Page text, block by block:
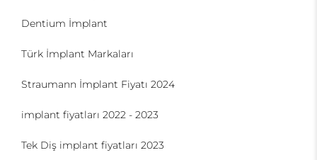
Dentium İmplant
Türk İmplant Markaları
Straumann İmplant Fiyatı 2024
implant fiyatları 2022 - 2023
Tek Diş implant fiyatları 2023